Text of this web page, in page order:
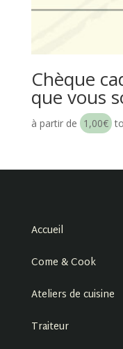
Chèque
que vous
à partir de 1,00€ to
Accueil
Come & Cook
Ateliers de cuisine
Traiteur